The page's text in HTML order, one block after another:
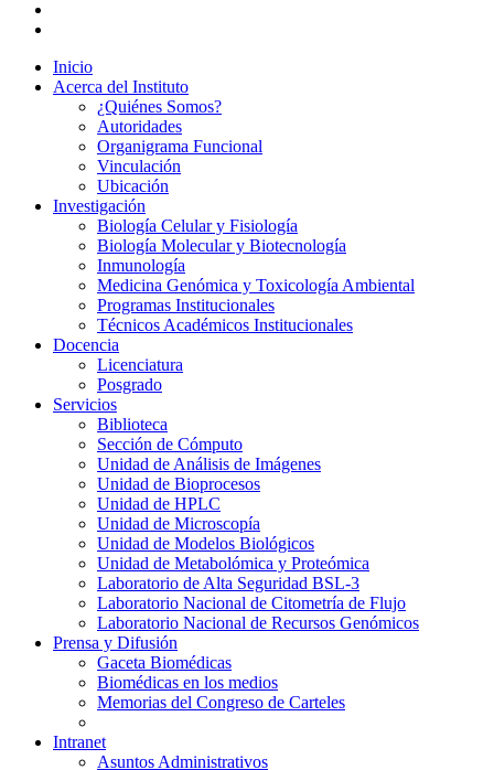
Inicio
Acerca del Instituto
¿Quiénes Somos?
Autoridades
Organigrama Funcional
Vinculación
Ubicación
Investigación
Biología Celular y Fisiología
Biología Molecular y Biotecnología
Inmunología
Medicina Genómica y Toxicología Ambiental
Programas Institucionales
Técnicos Académicos Institucionales
Docencia
Licenciatura
Posgrado
Servicios
Biblioteca
Sección de Cómputo
Unidad de Análisis de Imágenes
Unidad de Bioprocesos
Unidad de HPLC
Unidad de Microscopía
Unidad de Modelos Biológicos
Unidad de Metabolómica y Proteómica
Laboratorio de Alta Seguridad BSL-3
Laboratorio Nacional de Citometría de Flujo
Laboratorio Nacional de Recursos Genómicos
Prensa y Difusión
Gaceta Biomédicas
Biomédicas en los medios
Memorias del Congreso de Carteles
Intranet
Asuntos Administrativos